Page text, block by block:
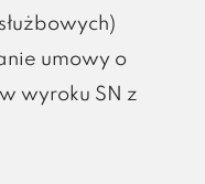
umowy o
wyroku SN z